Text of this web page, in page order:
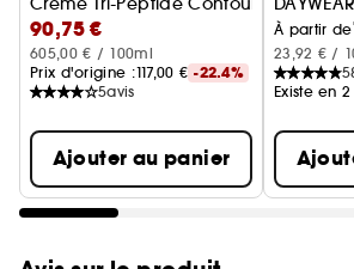
90,75 €
605,00 € / 100ml
Prix d'origine :117,00 € -22.4%
5avis
Ajouter au panier
Gel
À partir de
23,92 € /
Existe en